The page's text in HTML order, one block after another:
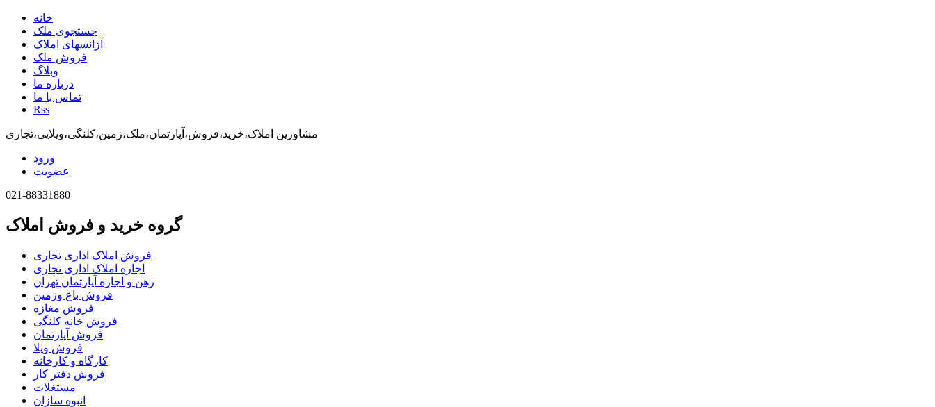
خانه
جستجوی ملک
آژانسهای املاک
فروش ملک
وبلاگ
درباره ما
تماس با ما
Rss
مشاورین املاک،خرید،فروش،آپارتمان،ملک،زمین،کلنگی،ویلایی،تجاری
ورود
عضویت
021-88331880
گروه خرید و فروش املاک
فروش املاک اداری تجاری
اجاره املاک اداری تجاری
رهن و اجاره آپارتمان تهران
فروش باغ وزمین
فروش مغازه
فروش خانه کلنگی
فروش آپارتمان
فروش ویلا
کارگاه و کارخانه
فروش دفتر کار
مستغلات
انبوه سازان